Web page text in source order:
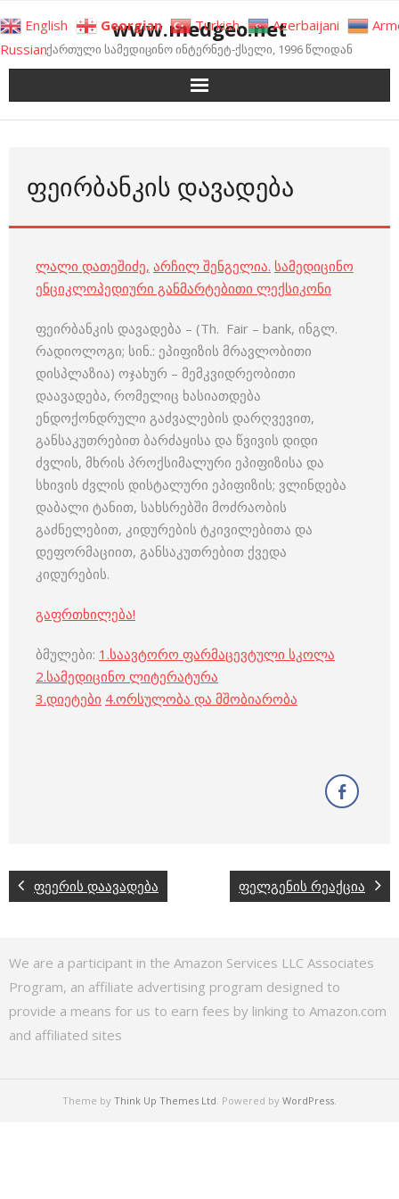
to
content
www.medgeo.net
ქართული სამედიცინო ინტერნეტ-ქსელი, 1996 წლიდან
ᲤᲔᲘᲠᲑᲐᲜᲙᲘᲡ ᲓᲐᲕᲐᲓᲔᲑᲐ
ლალი დათეშიძე, არჩილ შენგელია. სამედიცინო
ენციკლოპედიური განმარტებითი ლექსიკონი
ფეირბანკის დავადება – (Th. Fair – bank, ინგლ.
რადიოლოგი; სინ.: ეპიფიზის მრავლობითი
დისპლაზია) ოჯახურ – მემკვიდრეობითი
დაავადება, რომელიც ხასიათდება
ენდოქონდრული გაძვალების დარღვევით,
განსაკუთრებით ბარძაყისა და წვივის დიდი
ძვლის, მხრის პროქსიმალური ეპიფიზისა და
სხივის ძვლის დისტალური ეპიფიზის; ვლინდება
დაბალი ტანით, სახსრებში მოძრაობის
გაძნელებით, კიდურების ტკივილებითა და
დეფორმაციით, განსაკუთრებით ქვედა
კიდურების.
გაფრთხილება!
ბმულები: 1.საავტორო ფარმაცევტული სკოლა
2.სამედიცინო ლიტერატურა
3.დიეტები 4.ორსულობა და მშობიარობა
ფეერის დაავადება ფელგენის რეაქცია
We are a participant in the Amazon Services LLC Associates
Program, an affiliate advertising program designed to
provide a means for us to earn fees by linking to Amazon.com
and affiliated sites
Theme by Think Up Themes Ltd. Powered by WordPress.
English Georgian Turkish Azerbaijani
Russian